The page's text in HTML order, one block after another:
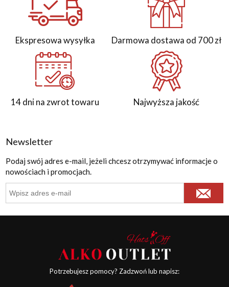
Ekspresowa wysyłka Darmowa dostawa od 700 zł
14 dni na zwrot towaru Najwyższa jakość
Newsletter
Podaj swój adres e-mail, jeżeli chcesz otrzymywać informacje o
nowościach i promocjach.
Potrzebujesz pomocy? Zadzwoń lub napisz: